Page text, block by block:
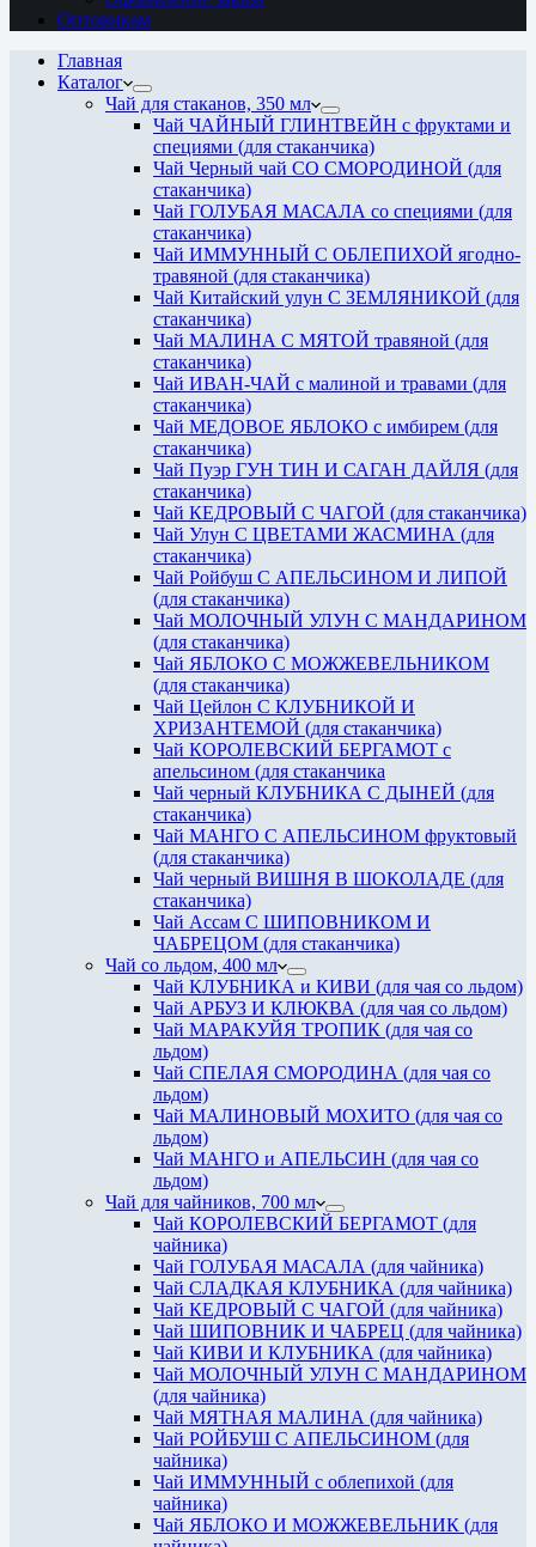
Оптовикам
Главная
Каталог
Чай для стаканов, 350 мл
Чай ЧАЙНЫЙ ГЛИНТВЕЙН с фруктами и
специями (для стаканчика)
Чай Черный чай СО СМОРОДИНОЙ (для
стаканчика)
Чай ГОЛУБАЯ МАСАЛА со специями (для
стаканчика)
Чай ИММУННЫЙ С ОБЛЕПИХОЙ ягодно-
травяной (для стаканчика)
Чай Китайский улун С ЗЕМЛЯНИКОЙ (для
стаканчика)
Чай МАЛИНА С МЯТОЙ травяной (для
стаканчика)
Чай ИВАН-ЧАЙ с малиной и травами (для
стаканчика)
Чай МЕДОВОЕ ЯБЛОКО с имбирем (для
стаканчика)
Чай Пуэр ГУН ТИН И САГАН ДАЙЛЯ (для
стаканчика)
Чай КЕДРОВЫЙ С ЧАГОЙ (для стаканчика)
Чай Улун С ЦВЕТАМИ ЖАСМИНА (для
стаканчика)
Чай Ройбуш С АПЕЛЬСИНОМ И ЛИПОЙ
(для стаканчика)
Чай МОЛОЧНЫЙ УЛУН С МАНДАРИНОМ
(для стаканчика)
Чай ЯБЛОКО С МОЖЖЕВЕЛЬНИКОМ
(для стаканчика)
Чай Цейлон С КЛУБНИКОЙ И
ХРИЗАНТЕМОЙ (для стаканчика)
Чай КОРОЛЕВСКИЙ БЕРГАМОТ с
апельсином (для стаканчика
Чай черный КЛУБНИКА С ДЫНЕЙ (для
стаканчика)
Чай МАНГО С АПЕЛЬСИНОМ фруктовый
(для стаканчика)
Чай черный ВИШНЯ В ШОКОЛАДЕ (для
стаканчика)
Чай Ассам С ШИПОВНИКОМ И
ЧАБРЕЦОМ (для стаканчика)
Чай со льдом, 400 мл
Чай КЛУБНИКА и КИВИ (для чая со льдом)
Чай АРБУЗ И КЛЮКВА (для чая со льдом)
Чай МАРАКУЙЯ ТРОПИК (для чая со
льдом)
Чай СПЕЛАЯ СМОРОДИНА (для чая со
льдом)
Чай МАЛИНОВЫЙ МОХИТО (для чая со
льдом)
Чай МАНГО и АПЕЛЬСИН (для чая со
льдом)
Чай для чайников, 700 мл
Чай КОРОЛЕВСКИЙ БЕРГАМОТ (для
чайника)
Чай ГОЛУБАЯ МАСАЛА (для чайника)
Чай СЛАДКАЯ КЛУБНИКА (для чайника)
Чай КЕДРОВЫЙ С ЧАГОЙ (для чайника)
Чай ШИПОВНИК И ЧАБРЕЦ (для чайника)
Чай КИВИ И КЛУБНИКА (для чайника)
Чай МОЛОЧНЫЙ УЛУН С МАНДАРИНОМ
(для чайника)
Чай МЯТНАЯ МАЛИНА (для чайника)
Чай РОЙБУШ С АПЕЛЬСИНОМ (для
чайника)
Чай ИММУННЫЙ с облепихой (для
чайника)
Чай ЯБЛОКО И МОЖЖЕВЕЛЬНИК (для